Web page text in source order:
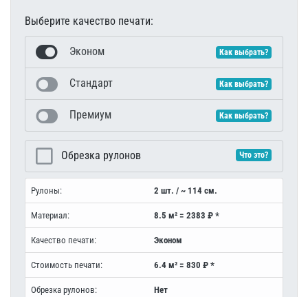
Выберите качество печати:
Эконом Как выбрать?
Стандарт Как выбрать?
Премиум Как выбрать?
Обрезка рулонов Что это?
Рулоны: 2 шт. / ~ 114 см.
Материал: 8.5 м² = 2383 ₽ *
Качество печати: Эконом
Стоимость печати: 6.4 м² = 830 ₽ *
Обрезка рулонов: Нет